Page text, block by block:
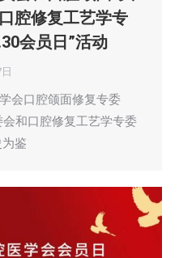
腔修复工艺学专
会员日”活动
会口腔颌面修复专委
和口腔修复工艺学专委
鉴